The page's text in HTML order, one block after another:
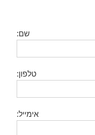
שם:
טלפון:
אימייל: